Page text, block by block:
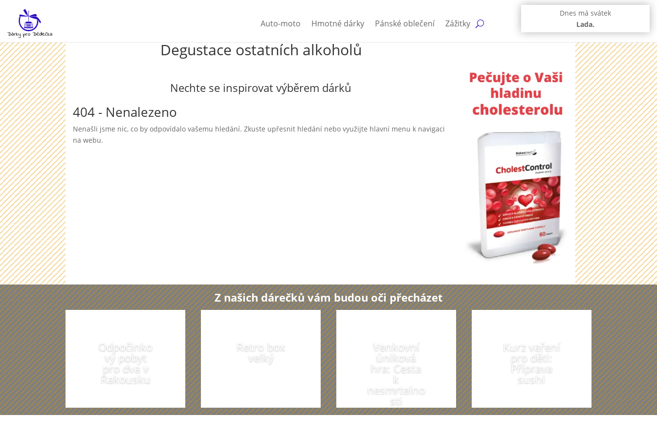
Auto-moto Hmotné dárky Pánské oblečení Zážitky
Dnes má svátek
Lada.
Degustace ostatních alkoholů
Nechte se inspirovat výběrem dárků
404 - Nenalezeno
Nenašli jsme nic, co by odpovídalo vašemu hledání. Zkuste upřesnit hledání nebo využijte hlavní menu k navigaci
na webu.
Z našich dárečků vám budou oči přecházet
Odpočinko
vý pobyt
pro dva v
Rakousku
Retro box
velký
Venkovní
úniková
hra: Cesta
k
nesmrtelno
sti
Kurz vaření
pro děti:
Příprava
sushi